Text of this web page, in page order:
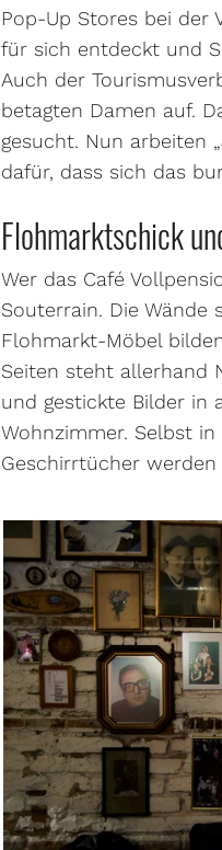
Pop-Up Stores bei der
für sich entdeckt und
Auch der
betagten Damen auf.
gesucht. Nun arbeiten
dafür, dass sich das
Flohmarktschick
Wer das Café
Souterrain. Die
Flohmarkt-Möbel
Seiten steht allerhand
und gestickte Bilder in
Wohnzimmer. Selbst
Geschirrtücher